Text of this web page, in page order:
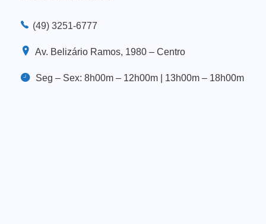
(49) 3251-6777
Av. Belizário Ramos, 1980 – Centro
Seg – Sex: 8h00m – 12h00m | 13h00m – 18h00m